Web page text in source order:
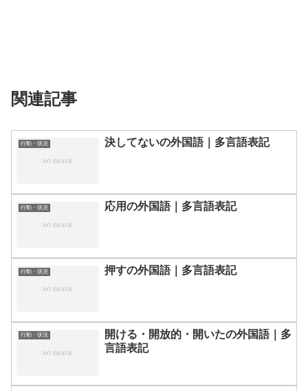
関連記事
行動・状況 決してないの外国語｜多言語表記
行動・状況 応用の外国語｜多言語表記
行動・状況 押すの外国語｜多言語表記
行動・状況
開ける・開放的・開いたの外国語｜多
言語表記